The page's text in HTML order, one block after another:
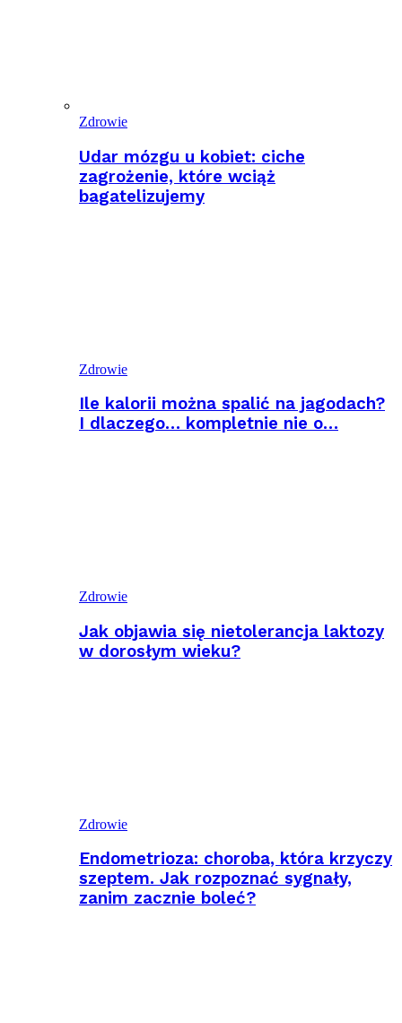
Zdrowie
Udar mózgu u kobiet: ciche
zagrożenie, które wciąż
bagatelizujemy
Zdrowie
Ile kalorii można spalić na jagodach?
I dlaczego… kompletnie nie o…
Zdrowie
Jak objawia się nietolerancja laktozy
w dorosłym wieku?
Zdrowie
Endometrioza: choroba, która krzyczy
szeptem. Jak rozpoznać sygnały,
zanim zacznie boleć?